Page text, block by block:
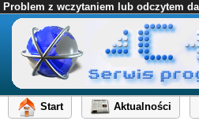
Problem z wczytaniem lub odczytem
Start Aktualności